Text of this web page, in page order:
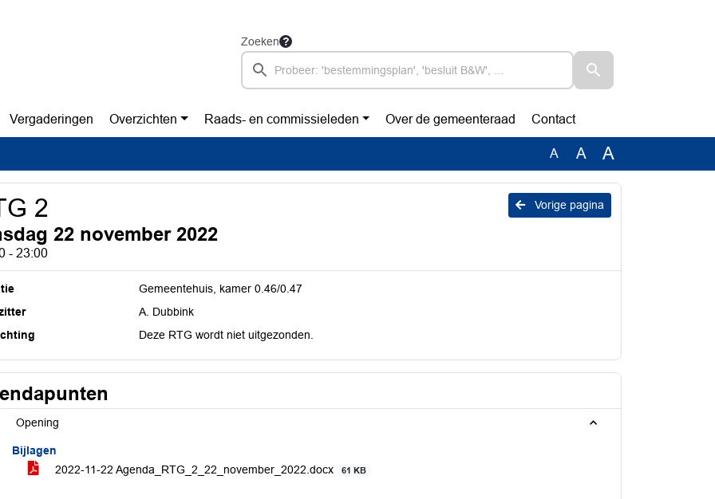
Zoeken
Vergaderingen Overzichten Raads- en commissieleden Over de gemeenteraad Contact
A A A
Vorige pagina
2
22 november 2022
- 23:00
Gemeentehuis, kamer 0.46/0.47
A. Dubbink
Deze RTG wordt niet uitgezonden.
Opening
Bijlagen
2022-11-22 Agenda_RTG_2_22_november_2022.docx
61 KB